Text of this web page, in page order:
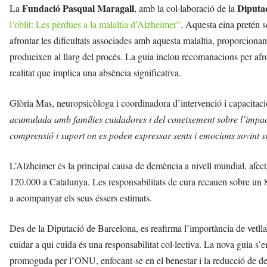
LaFundació Pasqual Maragall, amb la col·laboració de la
l’oblit: Les pèrdues a la malaltia d’Alzheimer”. Aquesta eina pretén
afrontar les dificultats associades amb aquesta malaltia,
produeixen al llarg del procés. La guia inclou recomanacions per
realitat que implica una absència significativa.
Glòria Mas, neuropsicòloga i coordinadora d’intervenció i
acumulada amb famílies cuidadores i del coneixement sobre
comprensió i suport on es poden expressar sents i emocions sovint
L’Alzheimer és la principal causa de demència a nivell mundial,
120.000 a Catalunya. Les responsabilitats de cura recauen sobre
a acompanyar els seus éssers estimats.
Des de la Diputació de Barcelona, es reafirma l’importància de
cuidar a qui cuida és una responsabilitat col·lectiva. La nova guia
promoguda per l’ONU, enfocant-se en el benestar i la reducció de